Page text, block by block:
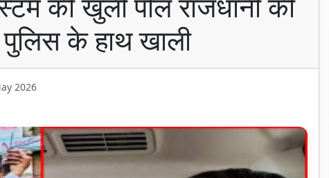
के हाथ खाली
2026